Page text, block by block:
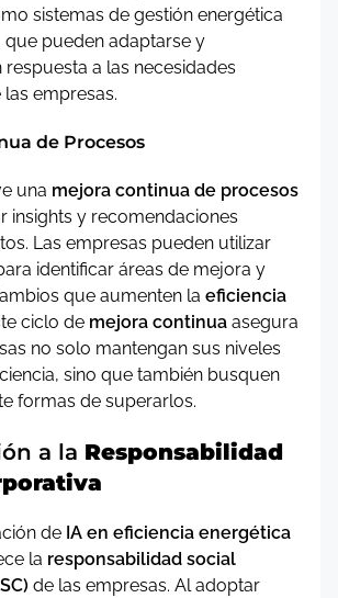
sistemas de gestión energética
que pueden adaptarse y
a las necesidades
empresas.
de Procesos
una mejora continua de procesos
insights y recomendaciones
Las empresas pueden utilizar
identificar áreas de mejora y
que aumenten la eficiencia
ciclo de mejora continua asegura
no solo mantengan sus niveles
sino que también busquen
formas de superarlos.
a la Responsabilidad
de IA en eficiencia energética
la responsabilidad social
de las empresas. Al adoptar